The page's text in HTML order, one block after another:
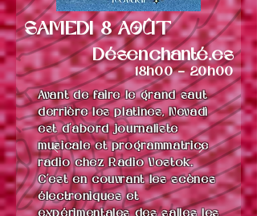
SAMEDI 8 AOÛT
Désenchanté.es
18h00 - 20h00
Avant de faire le grand saut
derrière les platines, Nevadì
est d’abord journaliste
musicale et programmatrice
radio chez Radio Vostok.
C’est en couvrant les scènes
électroniques et